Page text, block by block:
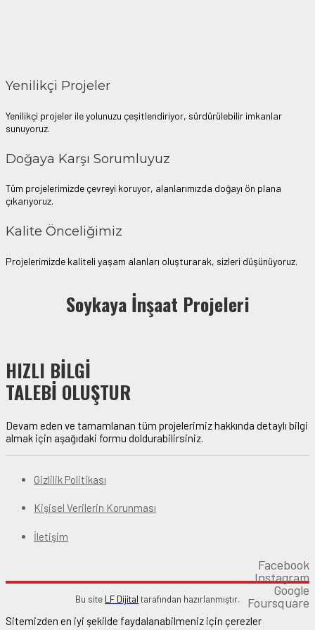
Yenilikçi Projeler
Yenilikçi projeler ile yolunuzu çeşitlendiriyor, sürdürülebilir imkanlar
sunuyoruz.
Doğaya Karşı Sorumluyuz
Tüm projelerimizde çevreyi koruyor, alanlarımızda doğayı ön plana
çıkarıyoruz.
Kalite Önceliğimiz
Projelerimizde kaliteli yaşam alanları oluşturarak, sizleri düşünüyoruz.
Soykaya İnşaat Projeleri
HIZLI BİLGİ
TALEBİ OLUŞTUR
Devam eden ve tamamlanan tüm projelerimiz hakkında detaylı bilgi
almak için aşağıdaki formu doldurabilirsiniz.
Gizlilik Politikası
Kişisel Verilerin Korunması
İletişim
Facebook
Instagram
Google
Foursquare
Bu site LF Dijital tarafından hazırlanmıştır.
Sitemizden en iyi şekilde faydalanabilmeniz için çerezler